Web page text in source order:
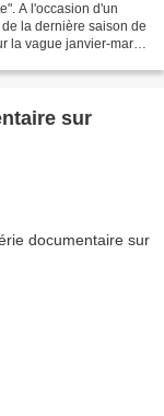
A l'occasion d'un
la dernière saison de
la vague janvier-mars
sur